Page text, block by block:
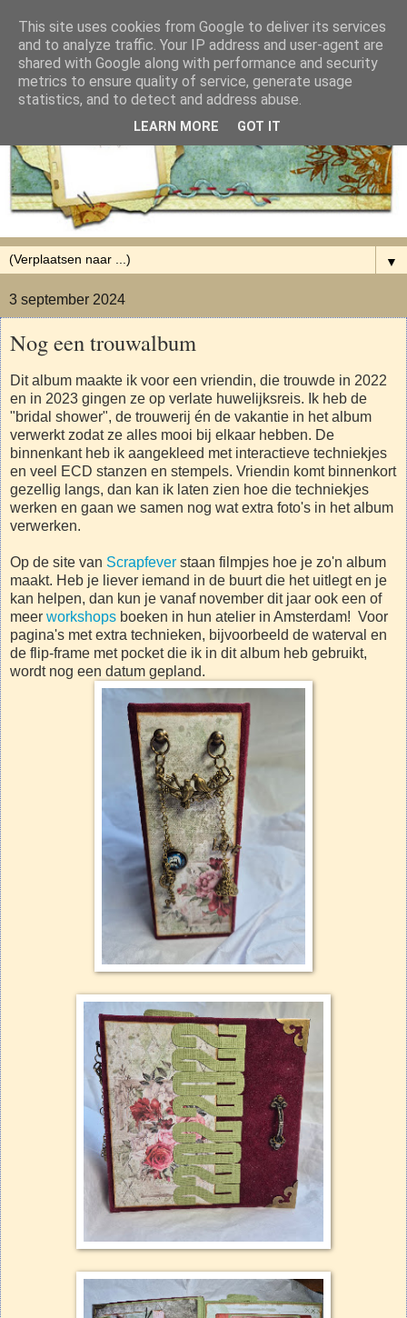
▼
3 september 2024
Nog een trouwalbum
Dit album maakte ik voor een vriendin, die trouwde in 2022
en in 2023 gingen ze op verlate huwelijksreis. Ik heb de
"bridal shower", de trouwerij én de vakantie in het album
verwerkt zodat ze alles mooi bij elkaar hebben. De
binnenkant heb ik aangekleed met interactieve techniekjes
en veel ECD stanzen en stempels. Vriendin komt binnenkort
gezellig langs, dan kan ik laten zien hoe die techniekjes
werken en gaan we samen nog wat extra foto's in het album
verwerken.
Op de site van Scrapfever staan filmpjes hoe je zo'n album
maakt. Heb je liever iemand in de buurt die het uitlegt en je
kan helpen, dan kun je vanaf november dit jaar ook een of
meer workshops boeken in hun atelier in Amsterdam! Voor
pagina's met extra technieken, bijvoorbeeld de waterval en
de flip-frame met pocket die ik in dit album heb gebruikt,
wordt nog een datum gepland.
This site uses cookies from Google to deliver its services
and to analyze traffic. Your IP address and user-agent are
shared with Google along with performance and security
metrics to ensure quality of service, generate usage
statistics, and to detect and address abuse.
LEARN MORE GOT IT